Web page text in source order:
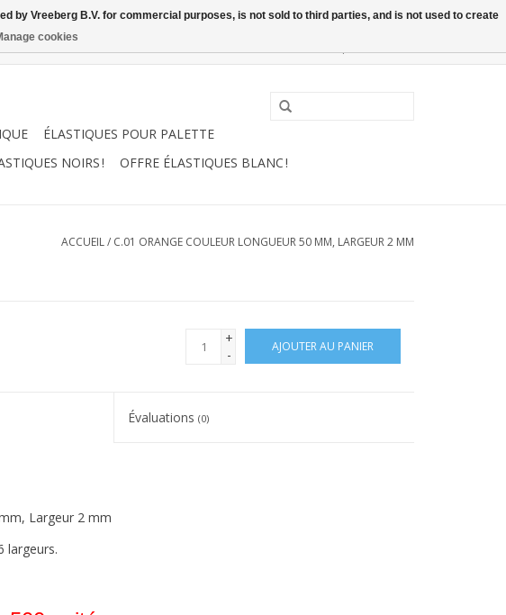
ÉLASTIQUES POUR PALETTE
NOIRS ! OFFRE ÉLASTIQUES BLANC !
ACCUEIL/ C.01 ORANGE COULEUR LONGUEUR 50 MM, LARGEUR 2 MM
+
-
AJOUTER AU PANIER
Évaluations(0)
Largeur 2 mm
largeurs.
by Vreeberg B.V. for commercial purposes, is not sold to third parties, and is not used to create
cookies